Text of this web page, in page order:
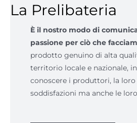
La Prelibateria
È il nostro modo di
passione per ciò che
prodotto genuino di alta
territorio locale e nazionale,
conoscere i produttori, la
soddisfazioni ma anche le